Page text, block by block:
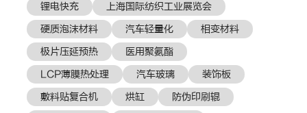
锂电快充
上海国际纺织工业展览会
硬质泡沫材料
汽车轻量化
相变材料
极片压延预热
医用聚氨酯
LCP薄膜热处理
汽车玻璃
装饰板
敷料贴复合机
烘缸
防伪印刷辊